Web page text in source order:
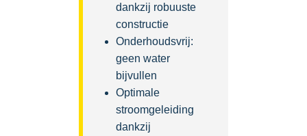
dankzij robuuste
constructie
Onderhoudsvrij:
geen water
bijvullen
Optimale
stroomgeleiding
dankzij